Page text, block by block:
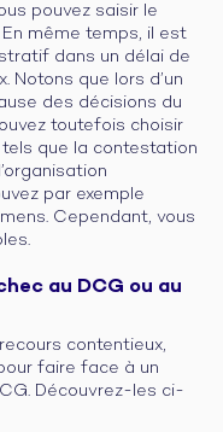
pouvez saisir le
même temps, il est
dans un délai de
Notons que lors d’un
des décisions du
toutefois choisir
que la contestation
par exemple
Cependant, vous
au DCG ou au
contentieux,
faire face à un
Découvrez-les ci-